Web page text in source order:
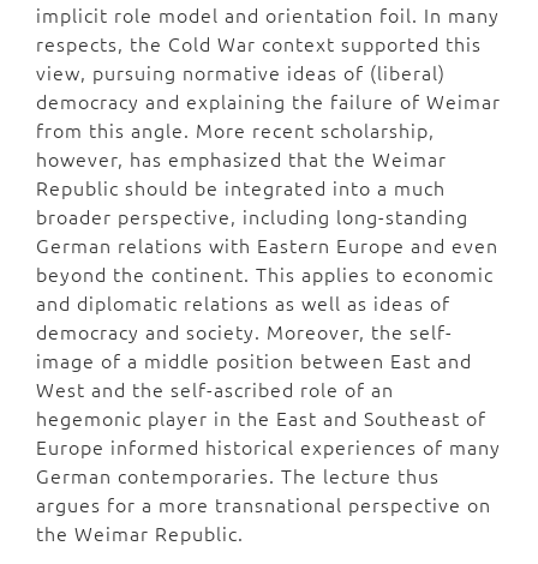
implicit role model and orientation foil. In many
respects, the Cold War context supported this
view, pursuing normative ideas of (liberal)
democracy and explaining the failure of Weimar
from this angle. More recent scholarship,
however, has emphasized that the Weimar
Republic should be integrated into a much
broader perspective, including long-standing
German relations with Eastern Europe and even
beyond the continent. This applies to economic
and diplomatic relations as well as ideas of
democracy and society. Moreover, the self-
image of a middle position between East and
West and the self-ascribed role of an
hegemonic player in the East and Southeast of
Europe informed historical experiences of many
German contemporaries. The lecture thus
argues for a more transnational perspective on
the Weimar Republic.